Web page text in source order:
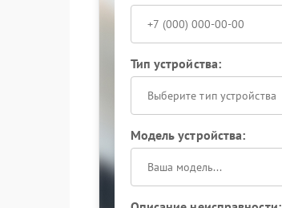
Тип устройства:
Выберите тип устройства
Модель устройства: